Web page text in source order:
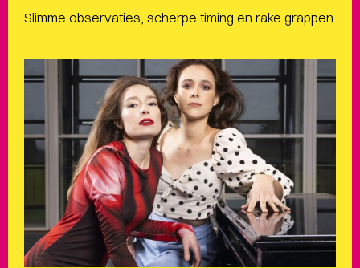
Slimme observaties, scherpe timing en rake grappen